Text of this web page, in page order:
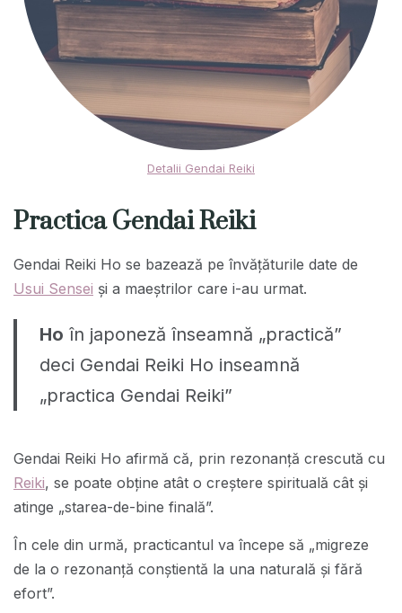
Detalii Gendai Reiki
Practica Gendai Reiki
Gendai Reiki Ho se bazează pe învăţăturile date de
Usui Sensei şi a maeştrilor care i-au urmat.
Ho în japoneză înseamnă „practică”
deci Gendai Reiki Ho inseamnă
„practica Gendai Reiki”
Gendai Reiki Ho afirmă că, prin rezonanță crescută cu
Reiki, se poate obţine atât o creştere spirituală cât şi
atinge „starea-de-bine finală”.
În cele din urmă, practicantul va începe să „migreze
de la o rezonanță conștientă la una naturală și fără
efort”.